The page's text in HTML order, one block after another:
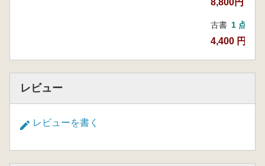
8,800円
古書 1 点
4,400 円
レビュー
レビューを書く